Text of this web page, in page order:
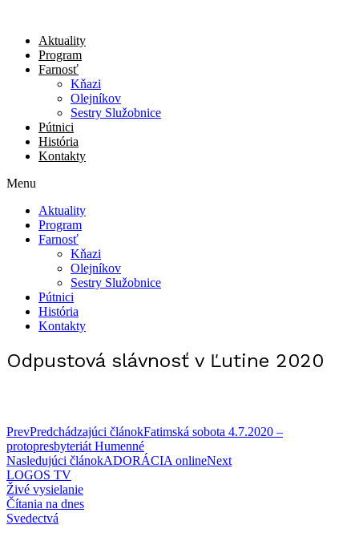
Aktuality
Program
Farnosť
Kňazi
Olejníkov
Sestry Služobnice
Pútnici
História
Kontakty
Menu
Aktuality
Program
Farnosť
Kňazi
Olejníkov
Sestry Služobnice
Pútnici
História
Kontakty
Odpustová slávnosť v Ľutine 2020
PrevPredchádzajúci článokFatimská sobota 4.7.2020 –
protopresbyteriát Humenné
Nasledujúci článokADORÁCIA onlineNext
LOGOS TV
Živé vysielanie
Čítania na dnes
Svedectvá